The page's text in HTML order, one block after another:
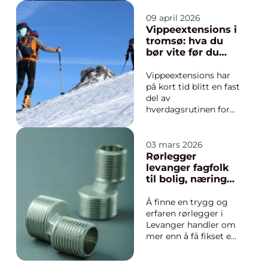
og ser utover dalen,
kjennes det som om
hele landskapet blir
en...
09 april 2026
Vippeextensions i
tromsø: hva du
bør vite før du
Vippeextensions har
på kort tid blitt en fast
del av
hverdagsrutinen for
opp med markerte
øyne uten å bruke
mascara, og salonger
som tilbyr
behandlinger har
derfor fått stor
pågang. Samtidig
lurer ma...
03 mars 2026
Rørlegger
levanger fagfolk
til bolig, næring
Å finne en trygg og
erfaren rørlegger i
Levanger handler om
mer enn å få fikset en